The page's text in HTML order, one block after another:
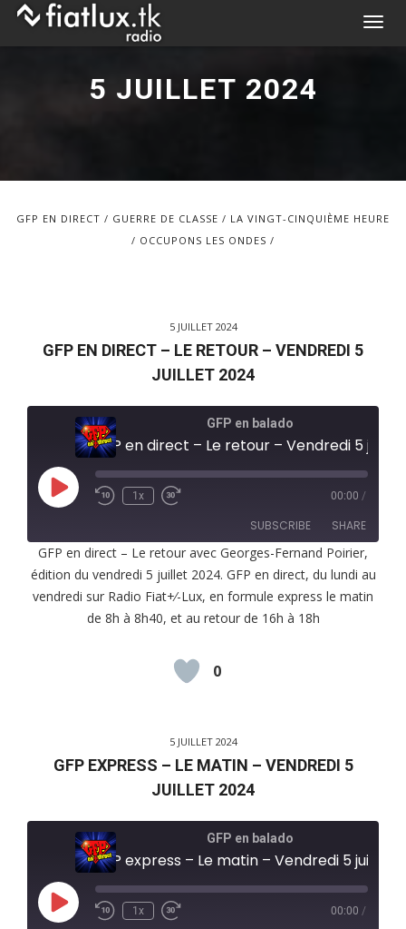
Skip
T
a
i
5 JUILLET 2024
GFP EN DIRECT GUERRE DE CLASSE
LA VINGT-CINQUIÈME HEURE
OCCUPONS LES ONDES
5 JUILLET 2024
GFP EN DIRECT – LE RETOUR – VENDREDI 5
JUILLET 2024
GFP en balado
Play
Episode
1x 00:00 /
SUBSCRIBE SHARE
RSS FEED
SHARE
GFP en direct – Le retour avec Georges-Fernand Poirier,
édition du vendredi 5 juillet 2024. GFP en direct, du lundi au
vendredi sur Radio Fiat+⁄-Lux, en formule express le matin
de 8h à 8h40, et au retour de 16h à 18h
0
5 JUILLET 2024
GFP EXPRESS – LE MATIN – VENDREDI 5
JUILLET 2024
GFP en balado
Play
Episode
1x 00:00 /